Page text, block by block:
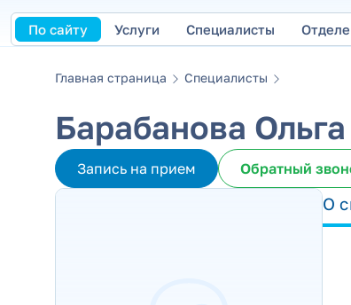
По сайту Услуги Специалисты
Главная страница Специалисты
Барабанова
Запись на прием Обратный
О